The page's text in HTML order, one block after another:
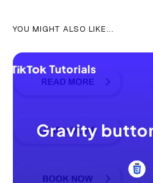
YOU MIGHT ALSO LIKE...